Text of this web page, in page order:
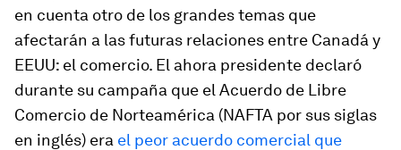
en cuenta otro de los grandes temas que
afectarán a las futuras relaciones entre Canadá y
EEUU: el comercio. El ahora presidente declaró
durante su campaña que el Acuerdo de Libre
Comercio de Norteamérica (NAFTA por sus siglas
en inglés) era el peor acuerdo comercial que